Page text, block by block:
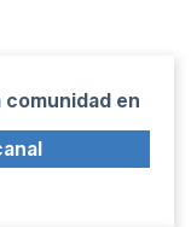
comunidad en